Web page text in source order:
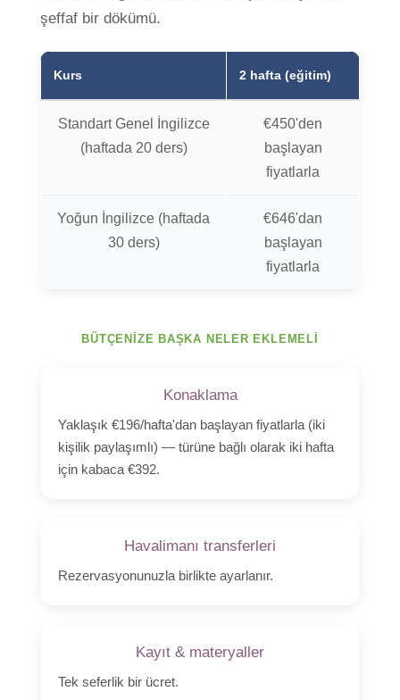
şeffaf bir dökümü.
Kurs 2 hafta (eğitim)
Standart Genel İngilizce
(haftada 20 ders)
€450'den
başlayan
fiyatlarla
Yoğun İngilizce (haftada
30 ders)
€646'dan
başlayan
fiyatlarla
BÜTÇENIZE BAŞKA NELER EKLEMELI
Konaklama
Yaklaşık €196/hafta'dan başlayan fiyatlarla (iki
kişilik paylaşımlı) — türüne bağlı olarak iki hafta
için kabaca €392.
Havalimanı transferleri
Rezervasyonunuzla birlikte ayarlanır.
Kayıt & materyaller
Tek seferlik bir ücret.